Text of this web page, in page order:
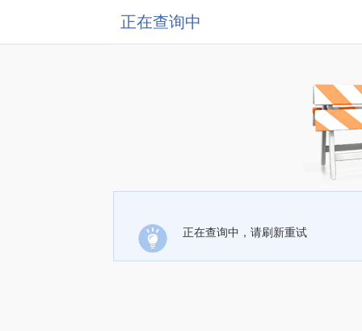
正在查询中
正在查询中，请刷新重试